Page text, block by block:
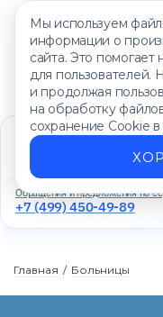
Мы используем
информации о
сайта. Это
для пользователей.
и продолжая
на обработку
сохранение Cookie
Единый контакт-центр
+7 (499) 450-88-89
Ежедневно с 8:00 до 20:00
Обращения и предложения по
+7 (499) 450-49-89
Главная / Больницы